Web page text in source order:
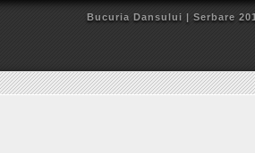
Bucuria Dansului | Serbare